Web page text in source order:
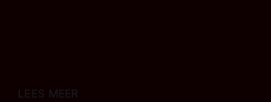
LEES MEER